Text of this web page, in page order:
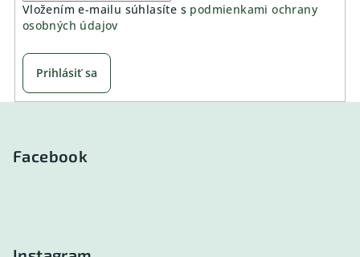
Vložením e-mailu súhlasíte s podmienkami ochrany
osobných údajov
Prihlásiť sa
Facebook